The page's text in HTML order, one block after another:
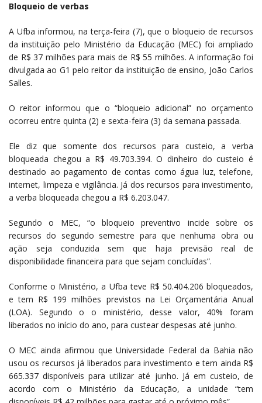
Bloqueio de verbas
A Ufba informou, na terça-feira (7), que o bloqueio de recursos
da instituição pelo Ministério da Educação (MEC) foi ampliado
de R$ 37 milhões para mais de R$ 55 milhões. A informação foi
divulgada ao G1 pelo reitor da instituição de ensino, João Carlos
Salles.
O reitor informou que o “bloqueio adicional” no orçamento
ocorreu entre quinta (2) e sexta-feira (3) da semana passada.
Ele diz que somente dos recursos para custeio, a verba
bloqueada chegou a R$ 49.703.394. O dinheiro do custeio é
destinado ao pagamento de contas como água luz, telefone,
internet, limpeza e vigilância. Já dos recursos para investimento,
a verba bloqueada chegou a R$ 6.203.047.
Segundo o MEC, “o bloqueio preventivo incide sobre os
recursos do segundo semestre para que nenhuma obra ou
ação seja conduzida sem que haja previsão real de
disponibilidade financeira para que sejam concluídas”.
Conforme o Ministério, a Ufba teve R$ 50.404.206 bloqueados,
e tem R$ 199 milhões previstos na Lei Orçamentária Anual
(LOA). Segundo o o ministério, desse valor, 40% foram
liberados no início do ano, para custear despesas até junho.
O MEC ainda afirmou que Universidade Federal da Bahia não
usou os recursos já liberados para investimento e tem ainda R$
665.337 disponíveis para utilizar até junho. Já em custeio, de
acordo com o Ministério da Educação, a unidade “tem